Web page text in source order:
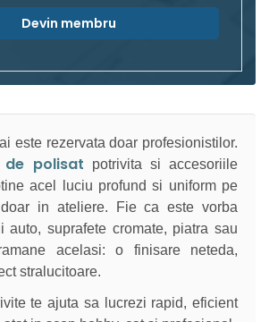
Devin membru
este rezervata doar profesionistilor.
de polisat potrivita si accesoriile
acel luciu profund si uniform pe
in ateliere. Fie ca este vorba
auto, suprafete cromate, piatra sau
acelasi: o finisare neteda,
stralucitoare.
te ajuta sa lucrezi rapid, eficient